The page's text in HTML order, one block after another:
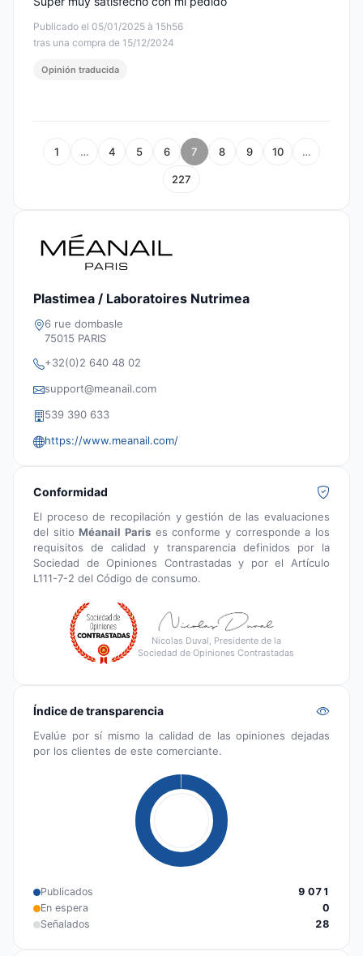
Publicado el 05/01/2025 à 15h56
tras una compra de 15/12/2024
Opinión traducida
1 … 4 5 6 7 8 9 10 …
227
Plastimea / Laboratoires Nutrimea
6 rue dombasle
75015 PARIS
+32(0)2 640 48 02
support@meanail.com
539 390 633
https://www.meanail.com/
Conformidad
El proceso de recopilación y gestión de las evaluaciones
del sitioMéanail Paris es conforme y corresponde a los
requisitos de calidad y transparencia definidos por la
Sociedad de Opiniones Contrastadas y por el Artículo
L111-7-2 del Código de consumo.
Nicolas Duval, Presidente de la
Sociedad de Opiniones Contrastadas
Índice de transparencia
Evalúe por sí mismo la calidad de las opiniones dejadas
por los clientes de este comerciante.
Publicados
9 071
En espera
0
Señalados
28